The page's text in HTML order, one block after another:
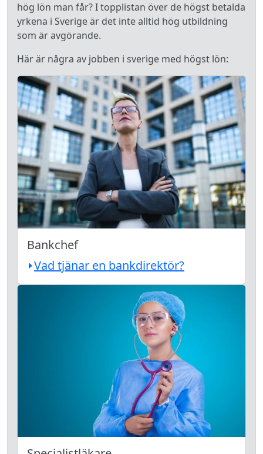
hög lön man får? I topplistan över de högst betalda
yrkena i Sverige är det inte alltid hög utbildning
som är avgörande.
Här är några av jobben i sverige med högst lön:
Bankchef
Vad tjänar en bankdirektör?